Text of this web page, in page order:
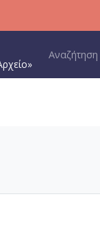
Main
Αναζήτηση